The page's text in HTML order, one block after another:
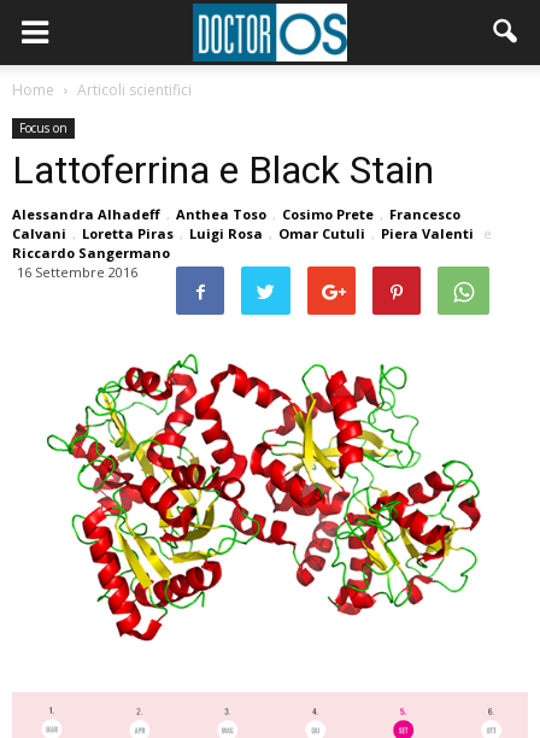
Home Articoli scientifici
Focus on
Lattoferrina e Black Stain
Alessandra Alhadeff , Anthea Toso , Cosimo Prete , Francesco
Calvani , Loretta Piras , Luigi Rosa , Omar Cutuli , Piera Valenti
e
Riccardo Sangermano
16 Settembre 2016